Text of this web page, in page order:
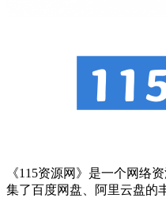
《115资源网》是一个网络
集了百度网盘、阿里云盘的